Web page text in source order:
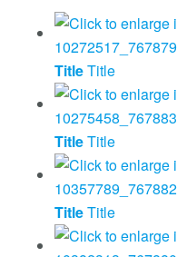
TitleTitle
TitleTitle
TitleTitle